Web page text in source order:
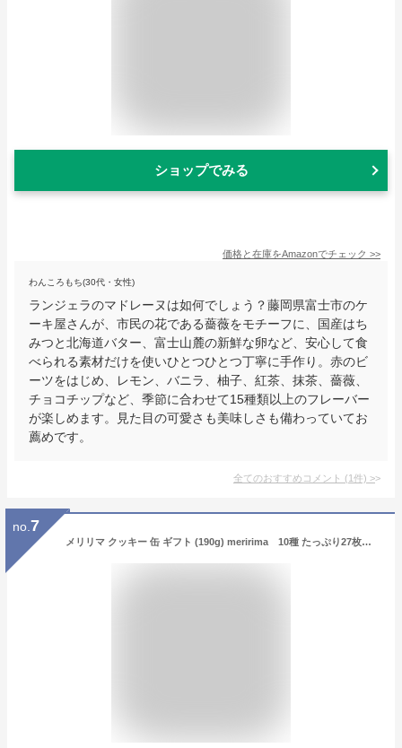
ショップでみる
価格と在庫をAmazonでチェック >>
わんころもち(30代・女性)
ランジェラのマドレーヌは如何でしょう？藤岡県富士市のケ
ーキ屋さんが、市民の花である薔薇をモチーフに、国産はち
みつと北海道バター、富士山麓の新鮮な卵など、安心して食
べられる素材だけを使いひとつひとつ丁寧に手作り。赤のビ
ーツをはじめ、レモン、バニラ、柚子、紅茶、抹茶、薔薇、
チョコチップなど、季節に合わせて15種類以上のフレーバー
が楽しめます。見た目の可愛さも美味しさも備わっていてお
薦めです。
全てのおすすめコメント (1件) >
no. 7
メリリマ クッキー 缶 ギフト (190g) meririma 10種 たっぷり27枚 詰め合わせ アソート チョコレート 洋菓子 プレゼント スイーツ 贈り物 焼き菓子 のし 熨斗 誕生日 母の日 クリスマス バレンタイン クッキーカン